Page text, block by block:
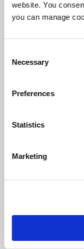
website. You
you can manage
Selection
Necessary
Preferences
Statistics
Marketing